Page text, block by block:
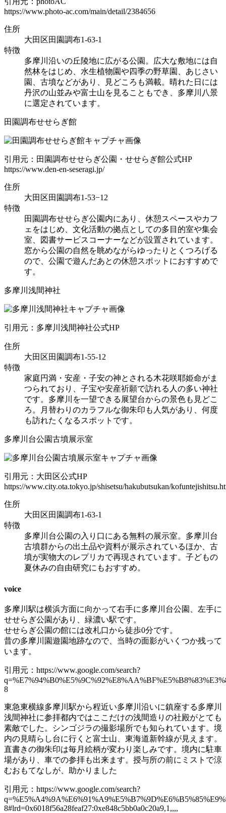
https://www.photo-ac.com/main/detail/2384656
住所
大田区田園調布1-63-1
特徴
多摩川沿いの丘陵地に広がる公園。広大な敷地には自
然林をはじめ、水生植物園や四季の野草園、あじさい
園、古墳などがあり、見どころも満載。晴れた日には
丹沢の山並みや富士山を見ることもでき、多摩川八景
に選定されています。
田園調布せせらぎ館
引用元：田園調布せせらぎ公園・せせらぎ館公式HP
https://www.den-en-seseragi.jp/
住所
大田区田園調布1-53−12
特徴
田園調布せせらぎ公園内にあり、休憩スペースやカフ
ェをはじめ、文化活動の拠点としての多目的室や集会
室、図書サービスコーナーなどが設置されています。
窓から公園の自然を眺めながらゆったりとくつろげる
ので、公園で遊んだあとの休憩スポットにおすすめで
す。
多摩川浅間神社
引用元：多摩川浅間神社公式HP
住所
大田区田園調布1-55-12
特徴
家庭円満・安産・子安の神とされる木花咲耶姫命がま
つられており、子宝や安産祈願で訪れる人の多い神社
です。多摩川を一望できる展望台からの景色も見どこ
ろ。月替わりのカラフルな御朱印も人気があり、何度
も訪れたくなるスポットです。
多摩川台公園古墳展示室
引用元：大田区公式HP
https://www.city.ota.tokyo.jp/shisetsu/hakubutsukan/
住所
大田区田園調布1-63-1
特徴
多摩川台公園の入り口にある無料の展示室。多摩川台
古墳群からの出土品や資料が展示されているほか、古
墳が実物大のレプリカで再現されています。子どもの
夏休みの自由研究にもおすすめ。
voice
多摩川駅は横浜方面に向かって右手に多摩川台公園、左手に
せせらぎ公園があり、緑濃い駅です。
せせらぎ公園の館には改札口から徒歩0分です。
昔の多摩川園遊園地跡なので、当時の面影がいくつか残って
います。
引用元：https://www.google.com/search?
8
東急東横線多摩川駅から程近い多摩川沿いに鎮座する多摩川
浅間神社に参拝都内ではここだけの浅間造りの社殿がとても
素敵でした。シンゴジラの撮影場所でも知られています。境
内の見晴らし台に行くと富士山、東海道新幹線が見えます。
直書きの御朱印は毎月絵柄が変わり楽しみです。境内に駐車
場があり、車での参拝も出来ます。授与所の前にミストで涼
むおもてなしが、助かりました
引用元：https://www.google.com/search?
8#lrd=0x6018f56a28feaf27:0xe848c5bb0a0c20a9,1,,,,